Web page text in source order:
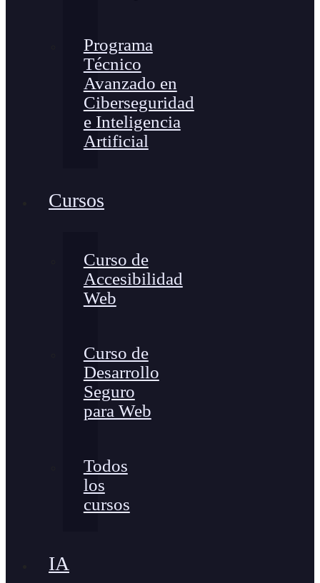
Programa
Técnico
Avanzado en
Ciberseguridad
e Inteligencia
Artificial
Cursos
Curso de
Accesibilidad
Web
Curso de
Desarrollo
Seguro
para Web
Todos
los
cursos
IA